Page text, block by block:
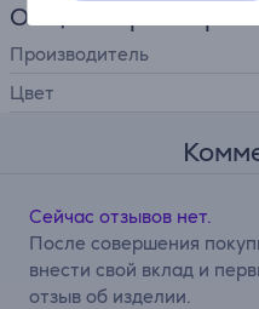
Общий параметр
Производитель
Цвет
Сейчас отзывов нет.
После совершения
внести свой вклад и
отзыв об изделии.